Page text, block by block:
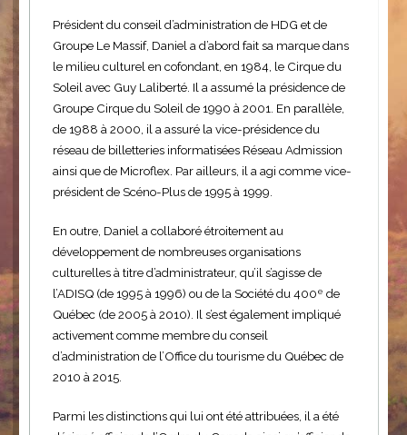
Président du conseil d’administration de HDG et de
Groupe Le Massif, Daniel a d’abord fait sa marque dans
le milieu culturel en cofondant, en 1984, le Cirque du
Soleil avec Guy Laliberté. Il a assumé la présidence de
Groupe Cirque du Soleil de 1990 à 2001. En parallèle,
de 1988 à 2000, il a assuré la vice-présidence du
réseau de billetteries informatisées Réseau Admission
ainsi que de Microflex. Par ailleurs, il a agi comme vice-
président de Scéno-Plus de 1995 à 1999.
En outre, Daniel a collaboré étroitement au
développement de nombreuses organisations
culturelles à titre d’administrateur, qu’il s’agisse de
l’ADISQ (de 1995 à 1996) ou de la Société du 400e de
Québec (de 2005 à 2010). Il s’est également impliqué
activement comme membre du conseil
d’administration de l’Office du tourisme du Québec de
2010 à 2015.
Parmi les distinctions qui lui ont été attribuées, il a été